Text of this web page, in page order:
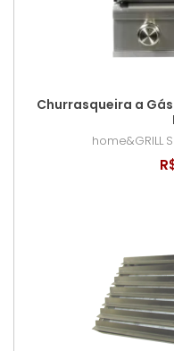
Churrasqueira a Gás
home&GRILL